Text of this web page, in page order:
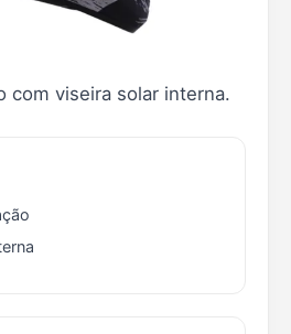
com viseira solar interna.